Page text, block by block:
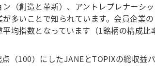
（創造と革新）、アントレプレナーシ
多いことで知られています。会員企業
均指数となっています（1銘柄の構成比
（100）にしたJANEとTOPIXの総収益